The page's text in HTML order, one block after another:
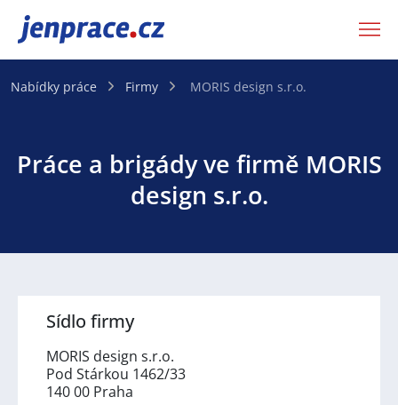
JenPráce.cz
Nabídky práce Firmy MORIS design s.r.o.
Práce a brigády ve firmě MORIS
design s.r.o.
Sídlo firmy
MORIS design s.r.o.
Pod Stárkou 1462/33
140 00 Praha